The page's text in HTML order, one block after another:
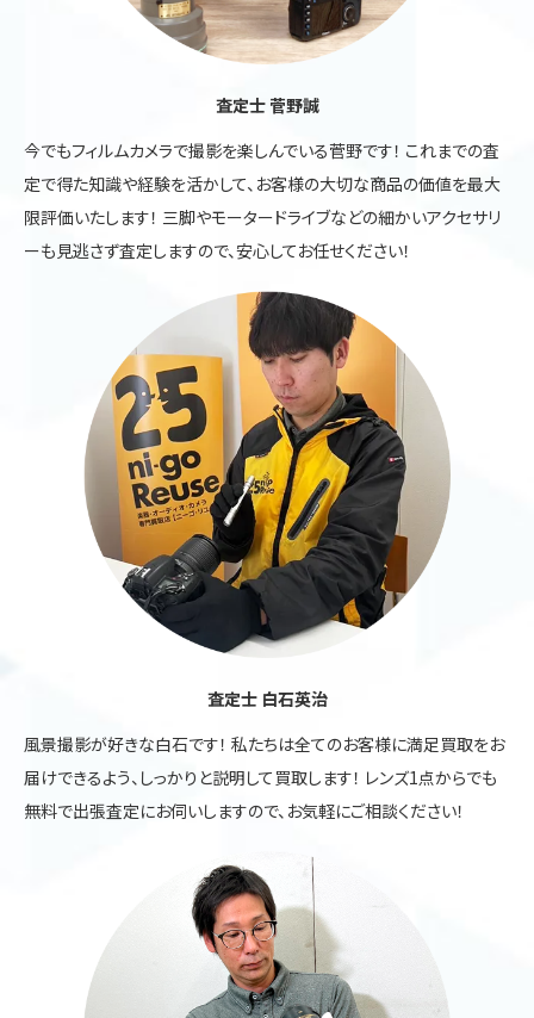
査定士 菅野誠
今でもフィルムカメラで撮影を楽しんでいる菅野です！ これまでの査
定で得た知識や経験を活かして、お客様の大切な商品の価値を最大
限評価いたします！ 三脚やモータードライブなどの細かいアクセサリ
ーも見逃さず査定しますので、安心してお任せください！
査定士 白石英治
風景撮影が好きな白石です！ 私たちは全てのお客様に満足買取をお
届けできるよう、しっかりと説明して買取します！ レンズ1点からでも
無料で出張査定にお伺いしますので、お気軽にご相談ください！